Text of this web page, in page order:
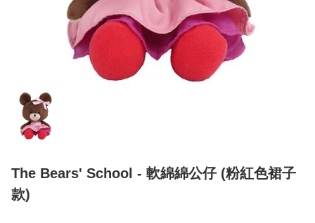
The Bears' School - 軟綿綿公仔 (粉紅色裙子
款)